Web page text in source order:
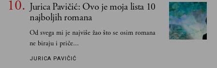
Jurica Pavičić: Ovo je moja lista 10
najboljih romana
Od svega mi je najviše žao što se osim romana
ne biraju i priče...
JURICA PAVIČIĆ